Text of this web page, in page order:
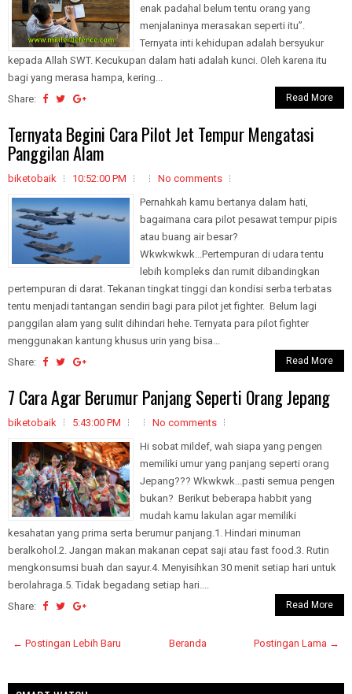
enak padahal belum tentu orang yang
menjalaninya merasakan seperti itu”.
Ternyata inti kehidupan adalah bersyukur
kepada Allah SWT. Kecukupan dalam hati adalah kunci. Oleh karena itu
bagi yang merasa hampa, kering...
Share:
Read More
Ternyata Begini Cara Pilot Jet Tempur Mengatasi
Panggilan Alam
biketobaik 10:52:00 PM
No comments
Pernahkah kamu bertanya dalam hati,
bagaimana cara pilot pesawat tempur pipis
atau buang air besar?
Wkwkwkwk...Pertempuran di udara tentu
lebih kompleks dan rumit dibandingkan
pertempuran di darat. Tekanan tingkat tinggi dan kondisi serba terbatas
tentu menjadi tantangan sendiri bagi para pilot jet fighter. Belum lagi
panggilan alam yang sulit dihindari hehe. Ternyata para pilot fighter
menggunakan kantung khusus urin yang bisa...
Share:
Read More
7 Cara Agar Berumur Panjang Seperti Orang Jepang
biketobaik 5:43:00 PM
No comments
Hi sobat mildef, wah siapa yang pengen
memiliki umur yang panjang seperti orang
Jepang??? Wkwkwk...pasti semua pengen
bukan? Berikut beberapa habbit yang
mudah kamu lakulan agar memiliki
kesahatan yang prima serta berumur panjang.1. Hindari minuman
beralkohol.2. Jangan makan makanan cepat saji atau fast food.3. Rutin
mengkonsumsi buah dan sayur.4. Menyisihkan 30 menit setiap hari untuk
berolahraga.5. Tidak begadang setiap hari....
Share:
Read More
← Postingan Lebih Baru Postingan Lama →
Beranda